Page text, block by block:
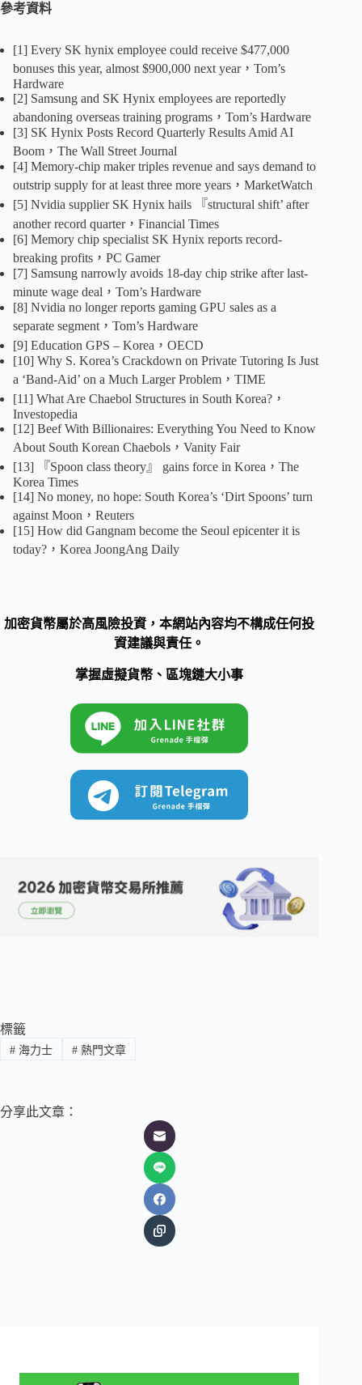
參考資料
[1] Every SK hynix employee could receive $477,000
bonuses this year, almost $900,000 next year，Tom’s
Hardware
[2] Samsung and SK Hynix employees are reportedly
abandoning overseas training programs，Tom’s Hardware
[3] SK Hynix Posts Record Quarterly Results Amid AI
Boom，The Wall Street Journal
[4] Memory-chip maker triples revenue and says demand to
outstrip supply for at least three more years，MarketWatch
[5] Nvidia supplier SK Hynix hails 『structural shift’ after
another record quarter，Financial Times
[6] Memory chip specialist SK Hynix reports record-
breaking profits，PC Gamer
[7] Samsung narrowly avoids 18-day chip strike after last-
minute wage deal，Tom’s Hardware
[8] Nvidia no longer reports gaming GPU sales as a
separate segment，Tom’s Hardware
[9] Education GPS – Korea，OECD
[10] Why S. Korea’s Crackdown on Private Tutoring Is Just
a ‘Band-Aid’ on a Much Larger Problem，TIME
[11] What Are Chaebol Structures in South Korea?，
Investopedia
[12] Beef With Billionaires: Everything You Need to Know
About South Korean Chaebols，Vanity Fair
[13] 『Spoon class theory』 gains force in Korea，The
Korea Times
[14] No money, no hope: South Korea’s ‘Dirt Spoons’ turn
against Moon，Reuters
[15] How did Gangnam become the Seoul epicenter it is
today?，Korea JoongAng Daily
加密貨幣屬於高風險投資，本網站內容均不構成任何投
資建議與責任。
掌握虛擬貨幣、區塊鏈大小事
標籤
#海力士 #熱門文章
分享此文章：